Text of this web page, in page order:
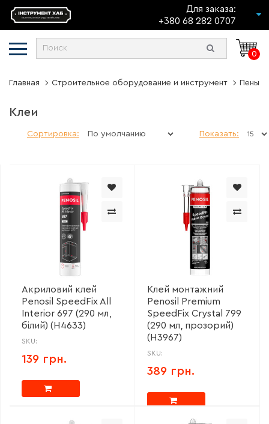
Для заказа:
+380 68 282 0707
0
Главная Строительное оборудование и инструмент Пены,
Клеи
Сортировка: Показать:
Акриловий клей
Penosil SpeedFix All
Interior 697 (290 мл,
білий) (H4633)
SKU:
139 грн.
Клей монтажний
Penosil Premium
SpeedFix Crystal 799
(290 мл, прозорий)
(H3967)
SKU:
389 грн.